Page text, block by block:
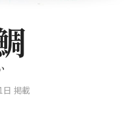
掲載